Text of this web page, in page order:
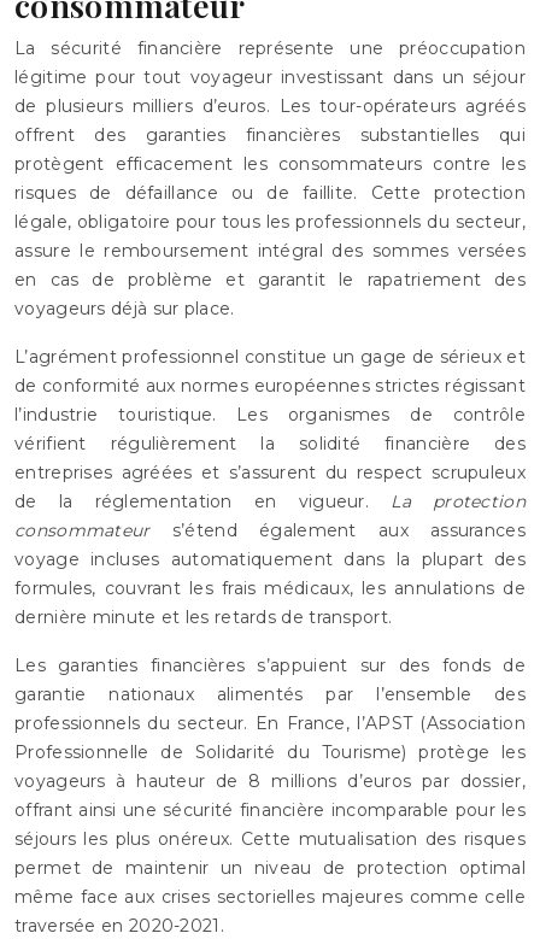
La sécurité financière représente une préoccupation
légitime pour tout voyageur investissant dans un séjour
de plusieurs milliers d’euros. Les tour-opérateurs agréés
offrent des garanties financières substantielles qui
protègent efficacement les consommateurs contre les
risques de défaillance ou de faillite. Cette protection
légale, obligatoire pour tous les professionnels du secteur,
assure le remboursement intégral des sommes versées
en cas de problème et garantit le rapatriement des
voyageurs déjà sur place.
L’agrément professionnel constitue un gage de sérieux et
de conformité aux normes européennes strictes régissant
l’industrie touristique. Les organismes de contrôle
vérifient régulièrement la solidité financière des
entreprises agréées et s’assurent du respect scrupuleux
de la réglementation en vigueur. La protection
consommateur s’étend également aux assurances
voyage incluses automatiquement dans la plupart des
formules, couvrant les frais médicaux, les annulations de
dernière minute et les retards de transport.
Les garanties financières s’appuient sur des fonds de
garantie nationaux alimentés par l’ensemble des
professionnels du secteur. En France, l’APST (Association
Professionnelle de Solidarité du Tourisme) protège les
voyageurs à hauteur de 8 millions d’euros par dossier,
offrant ainsi une sécurité financière incomparable pour les
séjours les plus onéreux. Cette mutualisation des risques
permet de maintenir un niveau de protection optimal
même face aux crises sectorielles majeures comme celle
traversée en 2020-2021.